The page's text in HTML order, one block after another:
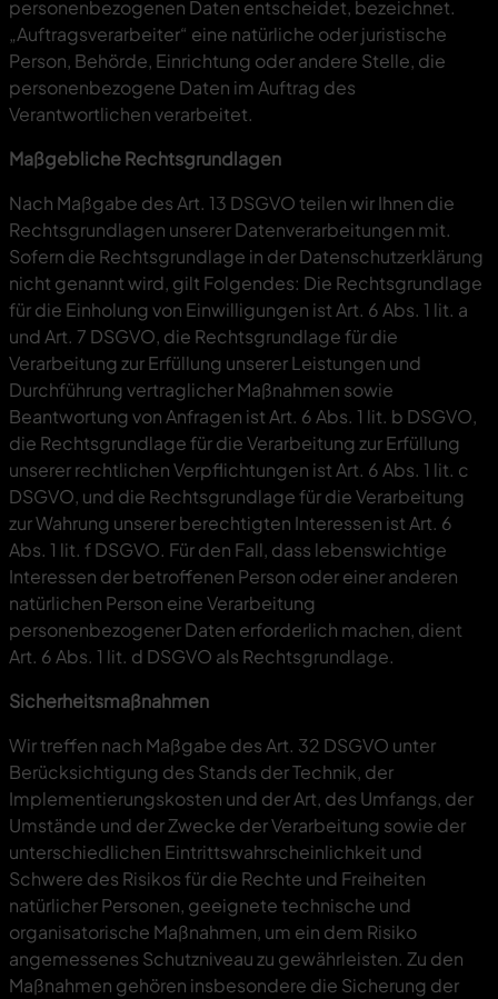
personenbezogenen Daten entscheidet, bezeichnet.
„Auftragsverarbeiter“ eine natürliche oder juristische
Person, Behörde, Einrichtung oder andere Stelle, die
personenbezogene Daten im Auftrag des
Verantwortlichen verarbeitet.
Maßgebliche Rechtsgrundlagen
Nach Maßgabe des Art. 13 DSGVO teilen wir Ihnen die
Rechtsgrundlagen unserer Datenverarbeitungen mit.
Sofern die Rechtsgrundlage in der Datenschutzerklärung
nicht genannt wird, gilt Folgendes: Die Rechtsgrundlage
für die Einholung von Einwilligungen ist Art. 6 Abs. 1 lit. a
und Art. 7 DSGVO, die Rechtsgrundlage für die
Verarbeitung zur Erfüllung unserer Leistungen und
Durchführung vertraglicher Maßnahmen sowie
Beantwortung von Anfragen ist Art. 6 Abs. 1 lit. b DSGVO,
die Rechtsgrundlage für die Verarbeitung zur Erfüllung
unserer rechtlichen Verpflichtungen ist Art. 6 Abs. 1 lit. c
DSGVO, und die Rechtsgrundlage für die Verarbeitung
zur Wahrung unserer berechtigten Interessen ist Art. 6
Abs. 1 lit. f DSGVO. Für den Fall, dass lebenswichtige
Interessen der betroffenen Person oder einer anderen
natürlichen Person eine Verarbeitung
personenbezogener Daten erforderlich machen, dient
Art. 6 Abs. 1 lit. d DSGVO als Rechtsgrundlage.
Sicherheitsmaßnahmen
Wir treffen nach Maßgabe des Art. 32 DSGVO unter
Berücksichtigung des Stands der Technik, der
Implementierungskosten und der Art, des Umfangs, der
Umstände und der Zwecke der Verarbeitung sowie der
unterschiedlichen Eintrittswahrscheinlichkeit und
Schwere des Risikos für die Rechte und Freiheiten
natürlicher Personen, geeignete technische und
organisatorische Maßnahmen, um ein dem Risiko
angemessenes Schutzniveau zu gewährleisten. Zu den
Maßnahmen gehören insbesondere die Sicherung der